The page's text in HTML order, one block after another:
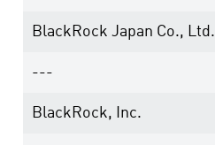
BlackRock Japan Co., Ltd.
---
BlackRock, Inc.